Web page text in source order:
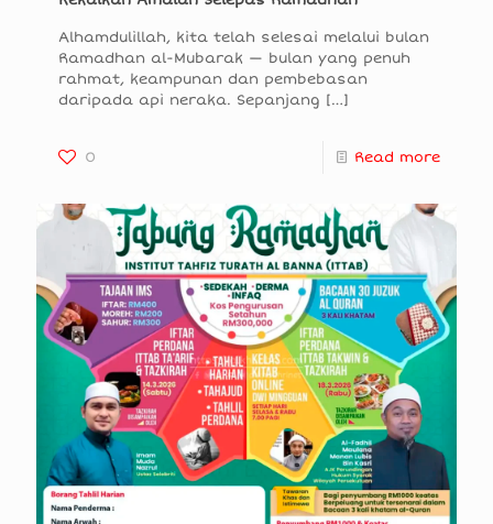
Alhamdulillah, kita telah selesai melalui bulan
Ramadhan al-Mubarak — bulan yang penuh
rahmat, keampunan dan pembebasan
daripada api neraka. Sepanjang […]
0 Read more